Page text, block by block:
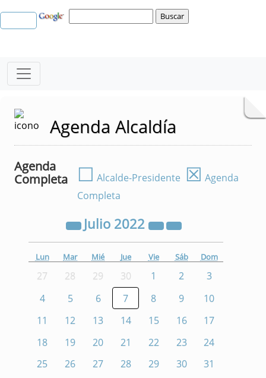
Agenda Alcaldía
Agenda
Completa
☐ Alcalde-Presidente ☒ Agenda
Completa
Julio 2022
Lun Mar Mié Jue Vie Sáb Dom
27 28 29 30 1 2
3
4
5 6 7 8 9
10
11
12 13 14 15 16
17
18
19 20 21 22 23
24
25
26 27 28 29 30
31